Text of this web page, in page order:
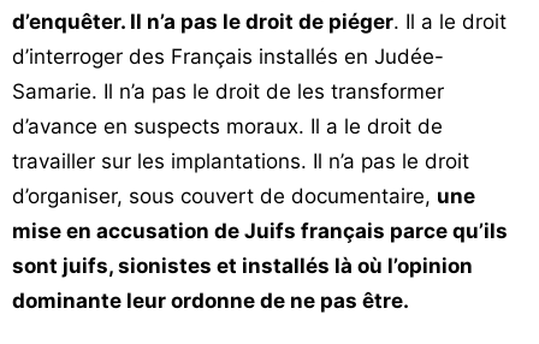
d’enquêter. Il n’a pas le droit de piéger. Il a le droit
d’interroger des Français installés en Judée-
Samarie. Il n’a pas le droit de les transformer
d’avance en suspects moraux. Il a le droit de
travailler sur les implantations. Il n’a pas le droit
d’organiser, sous couvert de documentaire, une
mise en accusation de Juifs français parce qu’ils
sont juifs, sionistes et installés là où l’opinion
dominante leur ordonne de ne pas être.